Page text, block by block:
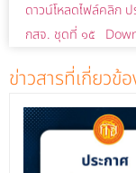
ดาวน์โหลดไฟล์คลิก
กสจ. ชุดที่ ๑๕
ข่าวสารที่เกี่ยวข้